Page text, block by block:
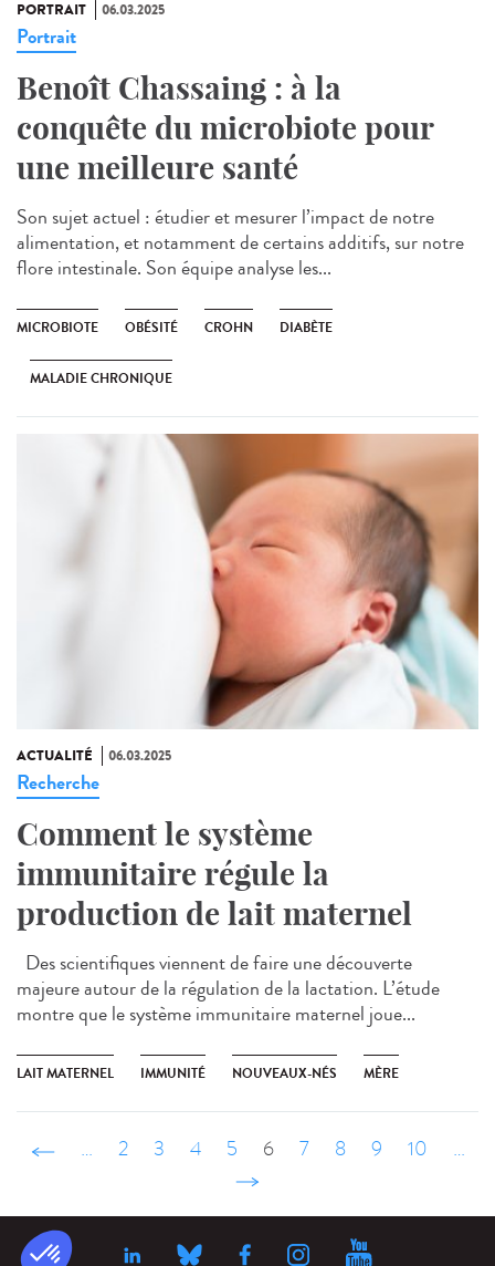
PORTRAIT 06.03.2025
Portrait
Benoît Chassaing : à la
conquête du microbiote pour
une meilleure santé
Son sujet actuel : étudier et mesurer l’impact de notre
alimentation, et notamment de certains additifs, sur notre
flore intestinale. Son équipe analyse les...
MICROBIOTE OBÉSITÉ CROHN DIABÈTE
MALADIE CHRONIQUE
ACTUALITÉ 06.03.2025
Recherche
Comment le système
immunitaire régule la
production de lait maternel
Des scientifiques viennent de faire une découverte
majeure autour de la régulation de la lactation. L’étude
montre que le système immunitaire maternel joue...
LAIT MATERNEL IMMUNITÉ NOUVEAUX-NÉS MÈRE
‹ précédent
… 2 3 4 5 6 7 8 9 10
…
suivant ›